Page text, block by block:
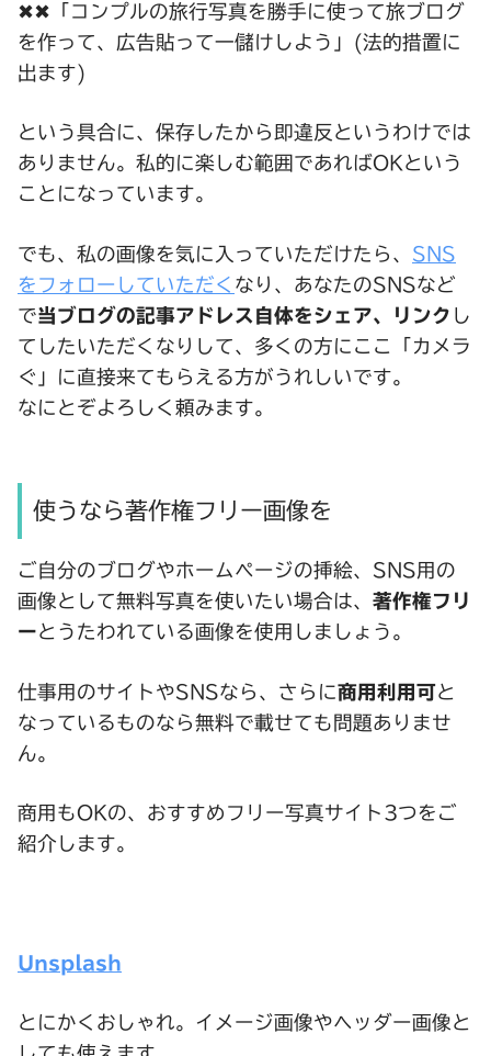
✖✖「コンプルの旅行写真を勝手に使って旅ブログ
を作って、広告貼って一儲けしよう」(法的措置に
出ます)
という具合に、保存したから即違反というわけでは
ありません。私的に楽しむ範囲であればOKという
ことになっています。
でも、私の画像を気に入っていただけたら、 SNS
をフォローしていただく なり、あなたのSNSなど
で当ブログの記事アドレス自体をシェア、リンク し
てしたいただくなりして、多くの方にここ「カメラ
ぐ」に直接来てもらえる方がうれしいです。
なにとぞよろしく頼みます。
使うなら著作権フリー画像を
ご自分のブログやホームページの挿絵、SNS用の
画像として無料写真を使いたい場合は、 著作権フリ
ーとうたわれている画像を使用しましょう。
仕事用のサイトやSNSなら、さらに商用利用可と
なっているものなら無料で載せても問題ありませ
ん。
商用もOKの、おすすめフリー写真サイト3つをご
紹介します。
Unsplash
とにかくおしゃれ。イメージ画像やヘッダー画像と